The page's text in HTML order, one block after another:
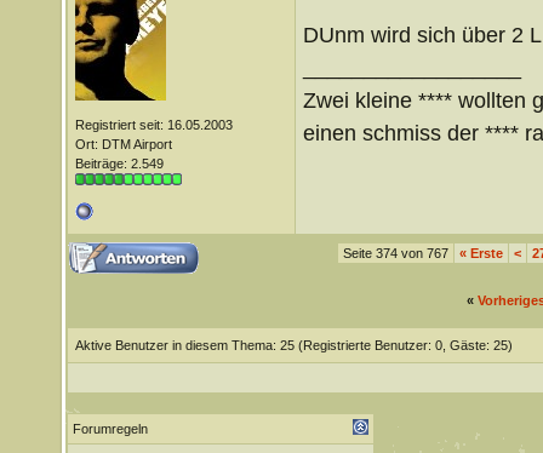
Registriert seit: 16.05.2003
Ort: DTM Airport
Beiträge: 2.549
DUnm wird sich über 2
Zwei kleine **** wollten
einen schmiss der ****
Seite 374 von 767 «Erste <
«
Aktive Benutzer in diesem Thema: 25 (Registrierte Benutzer: 0, Gäste: 25)
Forumregeln